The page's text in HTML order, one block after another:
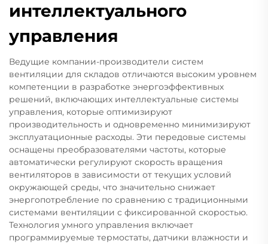
интеллектуального
управления
Ведущие компании-производители систем
вентиляции для складов отличаются высоким уровнем
компетенции в разработке энергоэффективных
решений, включающих интеллектуальные системы
управления, которые оптимизируют
производительность и одновременно минимизируют
эксплуатационные расходы. Эти передовые системы
оснащены преобразователями частоты, которые
автоматически регулируют скорость вращения
вентиляторов в зависимости от текущих условий
окружающей среды, что значительно снижает
энергопотребление по сравнению с традиционными
системами вентиляции с фиксированной скоростью.
Технология умного управления включает
программируемые термостаты, датчики влажности и